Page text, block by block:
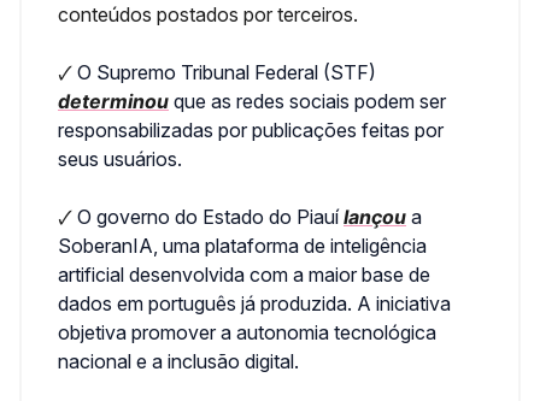
conteúdos postados por terceiros.
🗸 O Supremo Tribunal Federal (STF)
determinou que as redes sociais podem ser
responsabilizadas por publicações feitas por
seus usuários.
🗸 O governo do Estado do Piauílançou a
SoberanIA, uma plataforma de inteligência
artificial desenvolvida com a maior base de
dados em português já produzida. A iniciativa
objetiva promover a autonomia tecnológica
nacional e a inclusão digital.